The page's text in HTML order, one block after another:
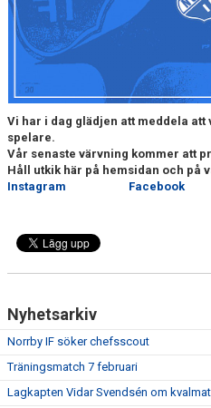
DOKUMENT
BILDARKIV
BILDER 2025
TABELL ETTAN SÖDRA 2025
Vi har i dag glädjen att meddela
spelare.
Vår senaste värvning kommer att
Håll utkik här på hemsidan och på
Instagram
Facebook
Nyhetsarkiv
Norrby IF söker chefsscout
Träningsmatch 7 februari
Lagkapten Vidar Svendsén om